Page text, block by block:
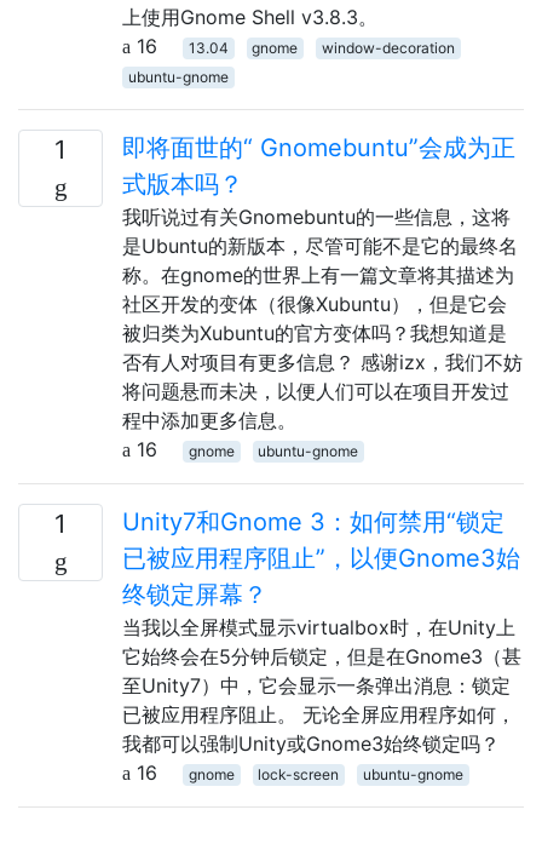
上使用Gnome Shell v3.8.3。
16
13.04 gnome
window-decoration
ubuntu-gnome
1
即将面世的“ Gnomebuntu”会成为正
式版本吗？
我听说过有关Gnomebuntu的一些信息，这将
是Ubuntu的新版本，尽管可能不是它的最终名
称。在gnome的世界上有一篇文章将其描述为
社区开发的变体（很像Xubuntu），但是它会
被归类为Xubuntu的官方变体吗？我想知道是
否有人对项目有更多信息？ 感谢izx，我们不妨
将问题悬而未决，以便人们可以在项目开发过
程中添加更多信息。
16
gnome ubuntu-gnome
1
Unity7和Gnome 3：如何禁用“锁定
已被应用程序阻止”，以便Gnome3始
终锁定屏幕？
当我以全屏模式显示virtualbox时，在Unity上
它始终会在5分钟后锁定，但是在Gnome3（甚
至Unity7）中，它会显示一条弹出消息：锁定
已被应用程序阻止。 无论全屏应用程序如何，
我都可以强制Unity或Gnome3始终锁定吗？
16
gnome lock-screen ubuntu-gnome